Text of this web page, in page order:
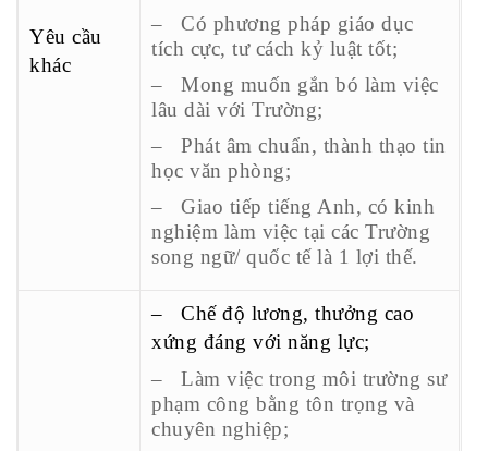
Yêu cầu
khác
– Có phương pháp giáo dục
tích cực, tư cách kỷ luật tốt;
– Mong muốn gắn bó làm việc
lâu dài với Trường;
– Phát âm chuẩn, thành thạo tin
học văn phòng;
– Giao tiếp tiếng Anh, có kinh
nghiệm làm việc tại các Trường
song ngữ/ quốc tế là 1 lợi thế.
– Chế độ lương, thưởng cao
xứng đáng với năng lực;
– Làm việc trong môi trường sư
phạm công bằng tôn trọng và
chuyên nghiệp;